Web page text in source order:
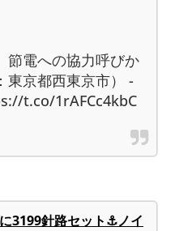
電への協力呼びか
東京都西東京市） -
t.co/1rAFCc4kbC
3199針路セット⚓️ノイ